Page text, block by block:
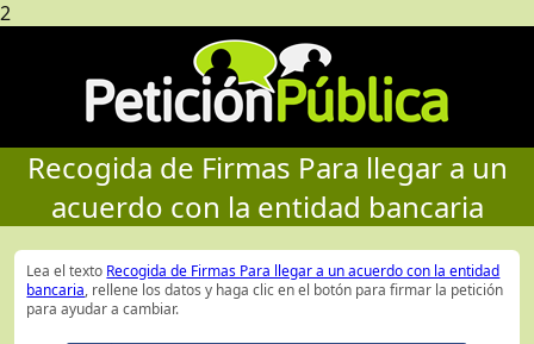
2
Recogida de Firmas Para llegar a un
acuerdo con la entidad bancaria
Lea el texto Recogida de Firmas Para llegar a un acuerdo con la entidad
bancaria, rellene los datos y haga clic en el botón para firmar la petición
para ayudar a cambiar.